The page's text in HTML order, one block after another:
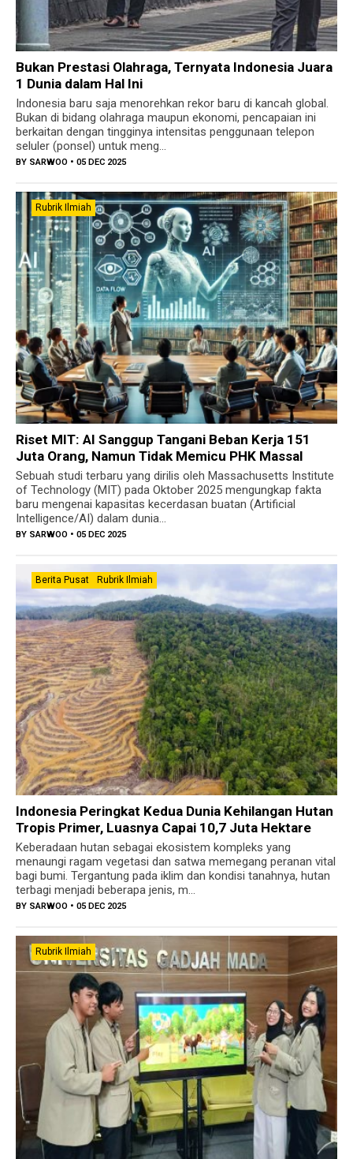
Bukan Prestasi Olahraga, Ternyata Indonesia Juara
1 Dunia dalam Hal Ini
Indonesia baru saja menorehkan rekor baru di kancah global.
Bukan di bidang olahraga maupun ekonomi, pencapaian ini
berkaitan dengan tingginya intensitas penggunaan telepon
seluler (ponsel) untuk meng...
BY SARWOO • 05 DEC 2025
Rubrik Ilmiah
Riset MIT: AI Sanggup Tangani Beban Kerja 151
Juta Orang, Namun Tidak Memicu PHK Massal
Sebuah studi terbaru yang dirilis oleh Massachusetts Institute
of Technology (MIT) pada Oktober 2025 mengungkap fakta
baru mengenai kapasitas kecerdasan buatan (Artificial
Intelligence/AI) dalam dunia...
BY SARWOO • 05 DEC 2025
Berita Pusat Rubrik Ilmiah
Indonesia Peringkat Kedua Dunia Kehilangan Hutan
Tropis Primer, Luasnya Capai 10,7 Juta Hektare
Keberadaan hutan sebagai ekosistem kompleks yang
menaungi ragam vegetasi dan satwa memegang peranan vital
bagi bumi. Tergantung pada iklim dan kondisi tanahnya, hutan
terbagi menjadi beberapa jenis, m...
BY SARWOO • 05 DEC 2025
Rubrik Ilmiah